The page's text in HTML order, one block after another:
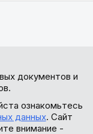
документов и
ознакомьтесь
данных. Сайт
внимание -